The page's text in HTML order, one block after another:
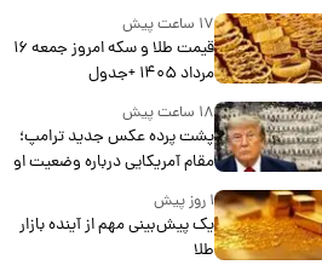
۱۷ ساعت پیش
قیمت طلا و سکه امروز جمعه ۱۶
مرداد ۱۴۰۵ +جدول
۱۸ ساعت پیش
پشت پرده عکس جدید ترامپ؛
مقام آمریکایی درباره وضعیت او
چه گفت؟
۱ روز پیش
یک پیش‌بینی مهم از آینده بازار
طلا